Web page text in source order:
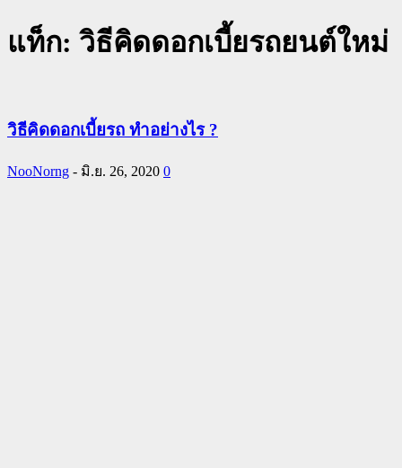
แท็ก: วิธีคิดดอกเบี้ยรถยนต์ใหม่
วิธีคิดดอกเบี้ยรถ ทำอย่างไร ?
NooNorng - มิ.ย. 26, 2020 0